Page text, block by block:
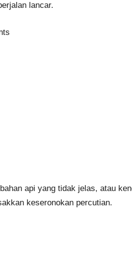
lancar.
api yang tidak jelas, atau
keseronokan percutian.